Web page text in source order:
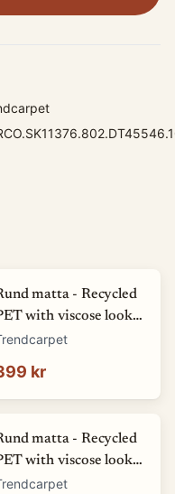
matta - Recycled
with viscose look
(Storlek: Ø 80 cm)
kr
matta - Recycled
with viscose look
(Storlek: Ø 80